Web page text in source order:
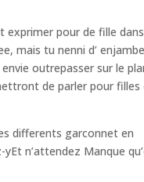
exprimer pour de fille dans
mais tu nenni d’
outrepasser sur le
de parler pour filles
differents garconnet en
n’attendez Manque